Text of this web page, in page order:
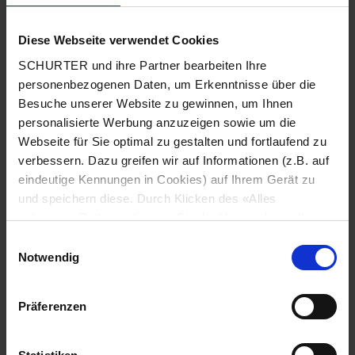
Diese Webseite verwendet Cookies
SCHURTER und ihre Partner bearbeiten Ihre
personenbezogenen Daten, um Erkenntnisse über die
Besuche unserer Website zu gewinnen, um Ihnen
personalisierte Werbung anzuzeigen sowie um die
Webseite für Sie optimal zu gestalten und fortlaufend zu
verbessern. Dazu greifen wir auf Informationen (z.B. auf
eindeutige Kennungen in Cookies) auf Ihrem Gerät zu
und speichern diese. Durch Klicken des «Alles
zulassen»-Buttons stimmen Sie der Verwendung aller
zu. Sie können Ihre Einstellungen jederzeit ändern, indem
Sie auf «Cookie-Einstellungen verwalten» am Seitenende
klicken. Ihre Einstellungen werden unseren Partnern
gemeldet und haben keinen Einfluss auf die
unsererDatenschutzerklärung
Notwendig
Präferenzen
Land*
Postleitzahl